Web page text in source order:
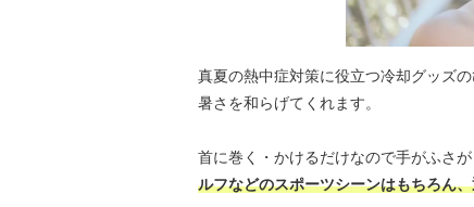
真夏の熱中症対策に役立つ冷却グッズ
暑さを和らげてくれます。
首に巻く・かけるだけなので手がふさ
ルフなどのスポーツシーンはもちろん